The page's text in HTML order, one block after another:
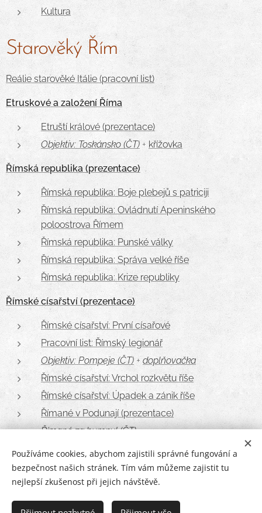
Kultura
Starověký Řím
Reálie starověké Itálie (pracovní list)
Etruskové a založení Říma
Etruští králové (prezentace)
Objektiv: Toskánsko (ČT) + křížovka
Římská republika (prezentace)
Římská republika: Boje plebejů s patriciji
Římská republika: Ovládnutí Apeninského
poloostrova Římem
Římská republika: Punské války
Římská republika: Správa velké říše
Římská republika: Krize republiky
Římské císařství (prezentace)
Římské císařství: První císařové
Pracovní list: Římský legionář
Objektiv: Pompeje (ČT) +doplňovačka
Římské císařství: Vrchol rozkvětu říše
Římské císařství: Úpadek a zánik říše
Římané v Podunají (prezentace)
Římané za humny! (ČT)
Nejen dějepisné stránky | Všechna práva vyhrazena 2026 |
Poslední aktualizace: 22. 7. 2026
Používáme cookies, abychom zajistili správné fungování a
bezpečnost našich stránek. Tím vám můžeme zajistit tu
nejlepší zkušenost při jejich návštěvě.